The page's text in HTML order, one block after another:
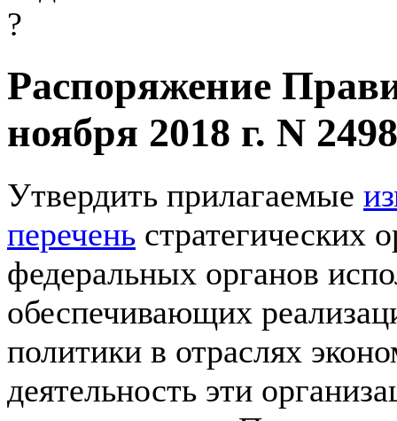
Распоряжение
ноября 2018 г. N
Утвердить прилагаемые
перечень стратегических
федеральных органов
обеспечивающих
политики в отраслях
деятельность эти